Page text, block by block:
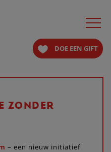
Toggle
DOE EEN GIFT
ZONDER
– een nieuw initiatief